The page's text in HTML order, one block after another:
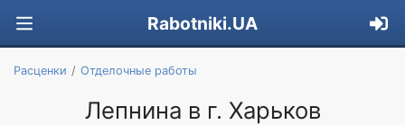
Rabotniki.UA
Расценки Отделочные работы
Лепнина в г. Харьков